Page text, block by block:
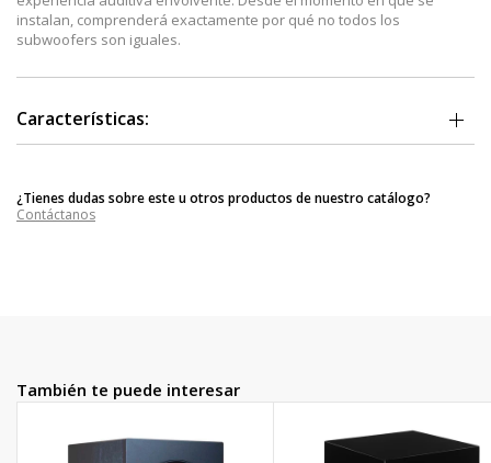
instalan, comprenderá exactamente por qué no todos los
subwoofers son iguales.
Características:
perfecto para cualquier instalación.
Potente: Transductores triples para graves profundos. Cada
colocar estos subwoofers en cualquier lugar de una habitación
¿Tienes dudas sobre este u otros productos de nuestro catálogo?
Contáctanos
También te puede interesar